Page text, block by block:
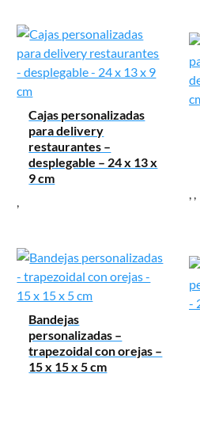
Cajas personalizadas
para delivery
restaurantes –
desplegable – 24 x 13 x
9 cm
,
, ,
Bandejas
personalizadas –
trapezoidal con orejas –
15 x 15 x 5 cm